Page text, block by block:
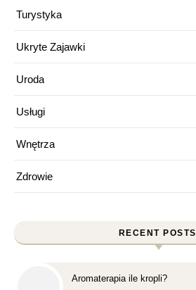
Turystyka
Ukryte Zajawki
Uroda
Usługi
Wnętrza
Zdrowie
RECENT POSTS
Aromaterapia ile kropli?